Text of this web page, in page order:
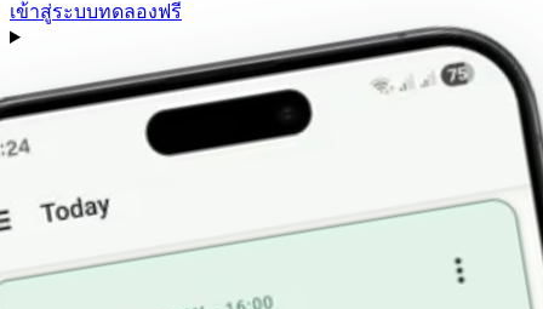
เข้าสู่ระบบทดลองฟรี